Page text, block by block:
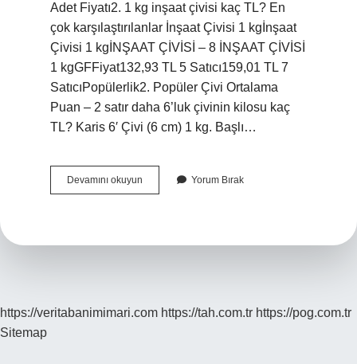
Adet Fiyatı2. 1 kg inşaat çivisi kaç TL? En
çok karşılaştırılanlar İnşaat Çivisi 1 kgİnşaat
Çivisi 1 kgİNŞAAT ÇİVİSİ – 8 İNŞAAT ÇİVİSİ
1 kgGFFiyat132,93 TL 5 Satıcı159,01 TL 7
SatıcıPopülerlik2. Popüler Çivi Ortalama
Puan – 2 satır daha 6’luk çivinin kilosu kaç
TL? Karis 6′ Çivi (6 cm) 1 kg. Başlı…
Devamını okuyun
Lik
Yorum Bırak
https://veritabanimimari.com https://tah.com.tr https://pog.com.tr
Sitemap